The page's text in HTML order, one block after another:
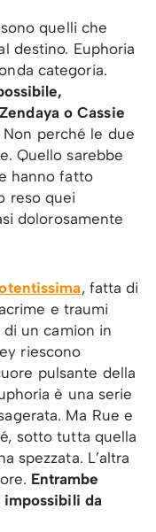
quelli che
destino. Euphoria
categoria.
o Cassie
Non perché le due
Quello sarebbe
hanno fatto
reso quei
dolorosamente
, fatta di
e traumi
un camion in
riescono
pulsante della
è una serie
Ma Rue e
sotto tutta quella
spezzata. L’altra
Entrambe
da